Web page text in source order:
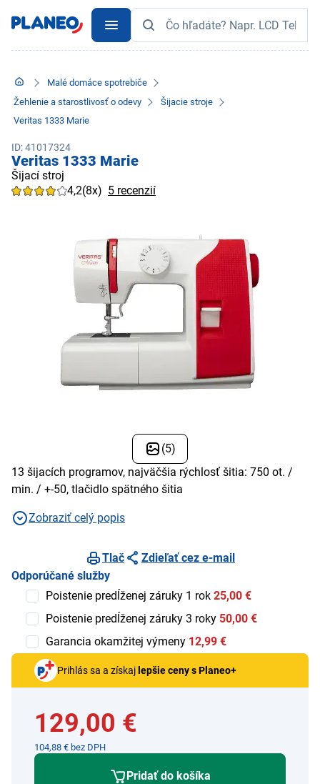
Malé domáce spotrebiče
Žehlenie a starostlivosť o odevy
Šijacie stroje
Veritas 1333 Marie
ID: 41017324
Veritas 1333 Marie
Šijací stroj
4,2(8x) 5 recenzií
(5)
13 šijacích programov, najväčšia rýchlosť šitia: 750 ot. /
min. / +-50, tlačidlo spätného šitia
Zobraziť celý popis
Tlač
Zdieľať cez e-mail
Odporúčané služby
Poistenie predĺženej záruky 1 rok 25,00 €
Poistenie predĺženej záruky 3 roky 50,00 €
Garancia okamžitej výmeny 12,99 €
Prihlás sa a získaj lepšie ceny s Planeo+
129,00 €
104,88 € bez DPH
Pridať do košíka